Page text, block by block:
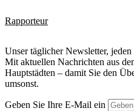
Rapporteur
Unser täglicher Newsletter,
Mit aktuellen Nachrichten aus
Hauptstädten – damit Sie den
umsonst.
Geben Sie Ihre E-Mail ein